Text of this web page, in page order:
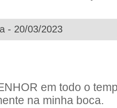
- 20/03/2023
em todo o
na minha boca.